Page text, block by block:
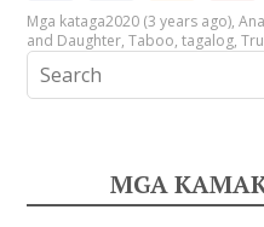
Mga kataga2020 (3 years ago),
and Daughter,Taboo,tagalog,
MGA